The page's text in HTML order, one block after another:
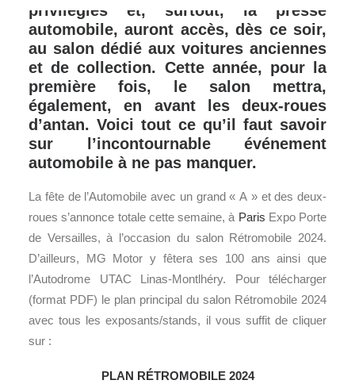
privilégiés et, surtout, la presse
automobile, auront accès, dès ce soir,
au salon dédié aux voitures anciennes
et de collection. Cette année, pour la
première fois, le salon mettra,
également, en avant les deux-roues
d’antan. Voici tout ce qu’il faut savoir
sur l’incontournable événement
automobile à ne pas manquer.
La fête de l’Automobile avec un grand « A » et des deux-
roues s’annonce totale cette semaine, à Paris Expo Porte
de Versailles, à l’occasion du salon Rétromobile 2024.
D’ailleurs, MG Motor y fêtera ses 100 ans ainsi que
l’Autodrome UTAC Linas-Montlhéry. Pour télécharger
(format PDF) le plan principal du salon Rétromobile 2024
avec tous les exposants/stands, il vous suffit de cliquer
sur :
PLAN RÉTROMOBILE 2024